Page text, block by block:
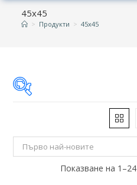
45x45
> Продукти > 45x45
13 €
18 23
Първо най-новите
Показване на